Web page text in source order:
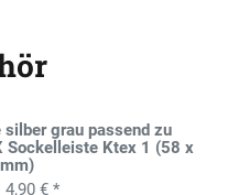
silber grau passend zu
Sockelleiste Ktex 1 (58 x
4,90 € *